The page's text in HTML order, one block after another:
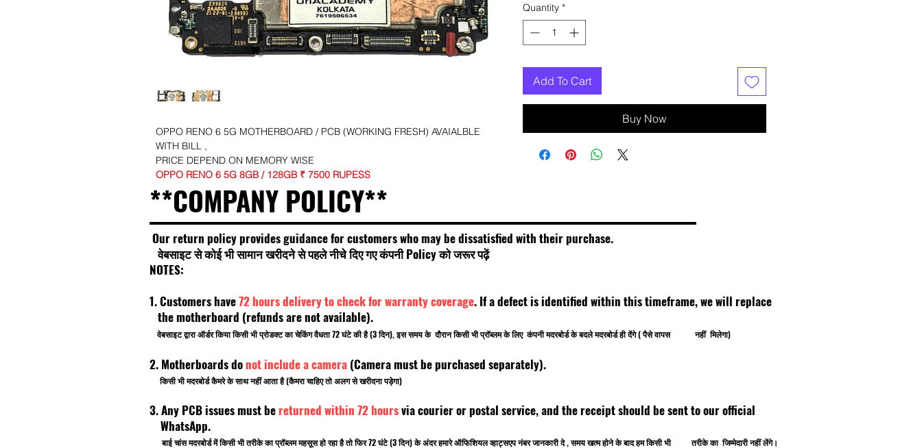
OPPO RENO 6 5G MOTHERBOARD / PCB (WORKING FRESH) AVAIALBLE
WITH BILL ,
PRICE DEPEND ON MEMORY WISE
OPPO RENO 6 5G 8GB / 128GB ₹ 7500 RUPESS
Quantity *
Add To Cart
Buy Now
**COMPANY POLICY**
Our return policy provides guidance for customers who may be dissatisfied with their purchase.
वेबसाइट से कोई भी सामान खरीदने से पहले नीचे दिए गए कंपनी Policy को जरूर पढ़ें
NOTES:
1. Customers have72 hours delivery to check for warranty coverage. If a defect is identified within this timeframe, we will replace
the motherboard (refunds are not available).
वेबसाइट द्वारा ऑर्डर किया किसी भी प्रोडक्ट का चेकिंग वैधता 72 घंटे की है (3 दिन), इस समय के दौरान किसी भी प्रॉब्लम के लिए कंपनी मदरबोर्ड के बदले मदरबोर्ड ही देंगे ( पैसे वापस नहीं मिलेगा)
2. Motherboards donot include a camera (Camera must be purchased separately).
किसी भी मदरबोर्ड कैमरे के साथ नहीं आता है (कैमरा चाहिए तो अलग से खरीदना पड़ेगा)
3. Any PCB issues must be returned within 72 hoursvia courier or postal service, and the receipt should be sent to our official
WhatsApp.
बाई चांस मदरबोर्ड में किसी भी तरीके का प्रॉब्लम महसूस हो रहा है तो फिर 72 घंटे (3 दिन) के अंदर हमारे ऑफिशियल व्हाट्सएप नंबर जानकारी दे , समय खत्म होने के बाद हम किसी भी तरीके का जिम्मेदारी नहीं लेंगे।